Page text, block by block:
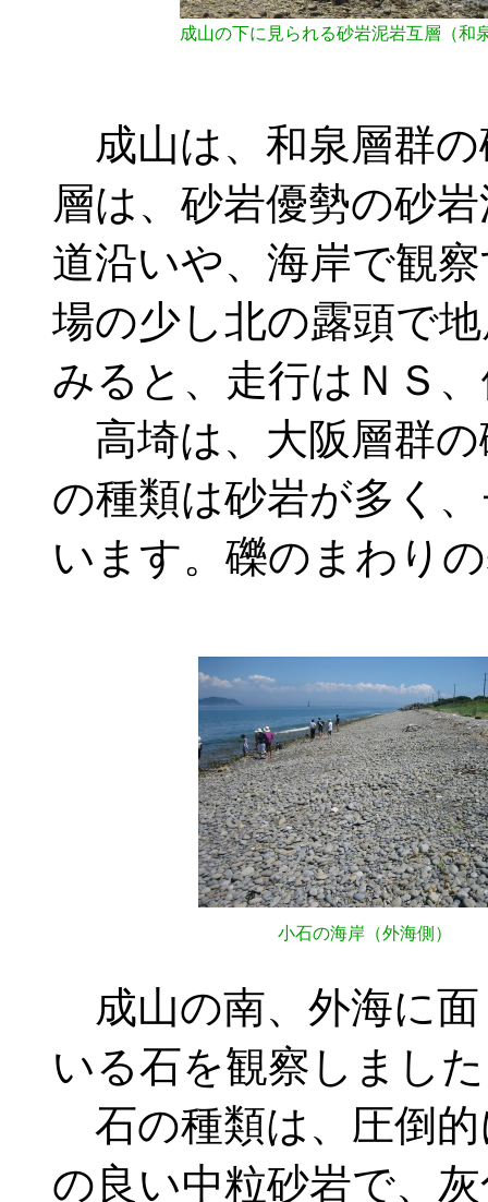
成山の下に見られる砂岩泥岩互層（和
成山は、和泉層群
層は、砂岩優勢の砂
道沿いや、海岸で観
場の少し北の露頭で
みると、走行はＮＳ
高埼は、大阪層群
の種類は砂岩が多く
います。礫のまわり
小石の海岸（外海側）
成山の南、外海に
いる石を観察しまし
石の種類は、圧倒
の良い中粒砂岩で、